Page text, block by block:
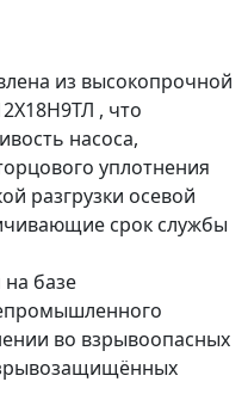
из высокопрочной
, что
насоса,
уплотнения
разгрузки осевой
срок службы
на базе
во взрывоопасных